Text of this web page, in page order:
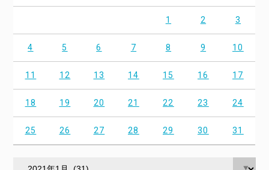
1 2 3
4 5 6 7 8 9 10
11 12 13 14 15 16 17
18 19 20 21 22 23 24
25 26 27 28 29 30 31